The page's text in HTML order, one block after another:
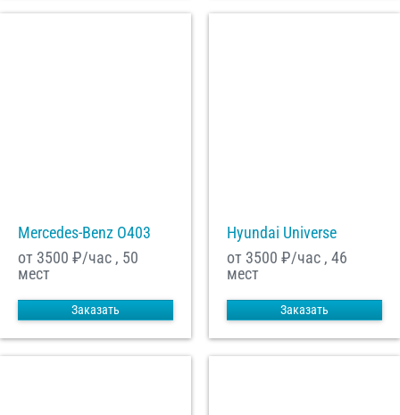
Mercedes-Benz О403
от 3500 ₽/час , 50
мест
Заказать
Hyundai Universe
от 3500 ₽/час , 46
мест
Заказать